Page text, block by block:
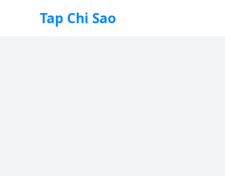
Tap Chi Sao